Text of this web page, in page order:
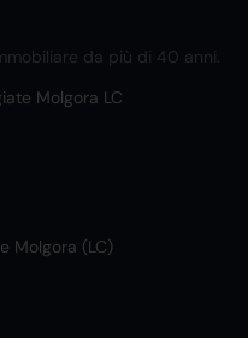
da più di 40 anni.
Molgora LC
Molgora (LC)